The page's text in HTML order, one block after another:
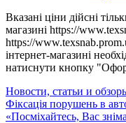
Вказані ціни дійсні
магазині https://
https://
інтернет-магазині
натиснути кнопку
Новости, статьи и
Фіксація порушень в
«Посміхайтесь, Вас